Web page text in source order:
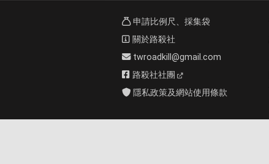
申請比例尺、採集袋
關於路殺社
twroadkill@gmail.com
路殺社社團
隱私政策及網站使用條款